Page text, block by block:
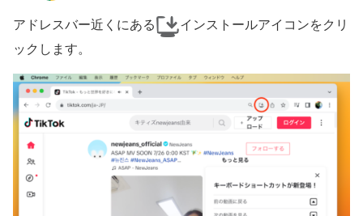
アドレスバー近くにある
インストールアイコンをクリ
ックします。